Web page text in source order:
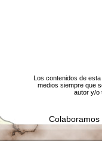
Los contenidos de
medios siempre que
autor y/o